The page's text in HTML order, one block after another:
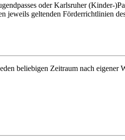
oder Karlsruher (Kinder-
jeweils geltenden Förderrichtlinien
beliebigen Zeitraum nach eigener